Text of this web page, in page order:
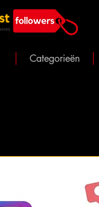
Categorieën